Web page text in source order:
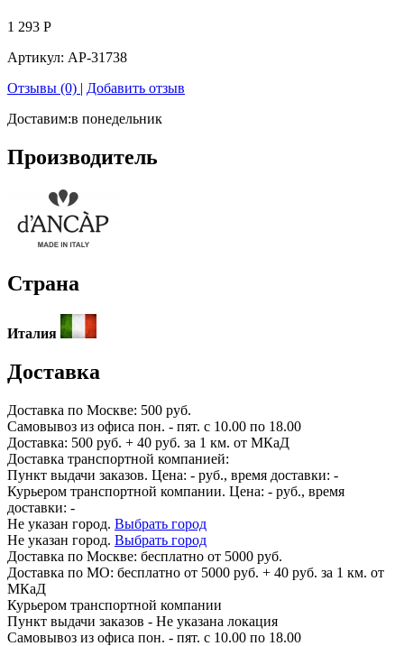
1 293 Р
Артикул: AP-31738
Отзывы (0) | Добавить отзыв
Доставим:в понедельник
Производитель
Страна
Италия
Доставка
Доставка по Москве: 500 руб.
Самовывоз из офиса пон. - пят. с 10.00 по 18.00
Доставка: 500 руб. + 40 руб. за 1 км. от МКаД
Доставка транспортной компанией:
Пункт выдачи заказов. Цена: - руб., время доставки: -
Курьером транспортной компании. Цена: - руб., время
доставки: -
Не указан город. Выбрать город
Не указан город. Выбрать город
Доставка по Москве: бесплатно от 5000 руб.
Доставка по МО: бесплатно от 5000 руб. + 40 руб. за 1 км. от
МКаД
Курьером транспортной компании
Пункт выдачи заказов - Не указана локация
Самовывоз из офиса пон. - пят. с 10.00 по 18.00